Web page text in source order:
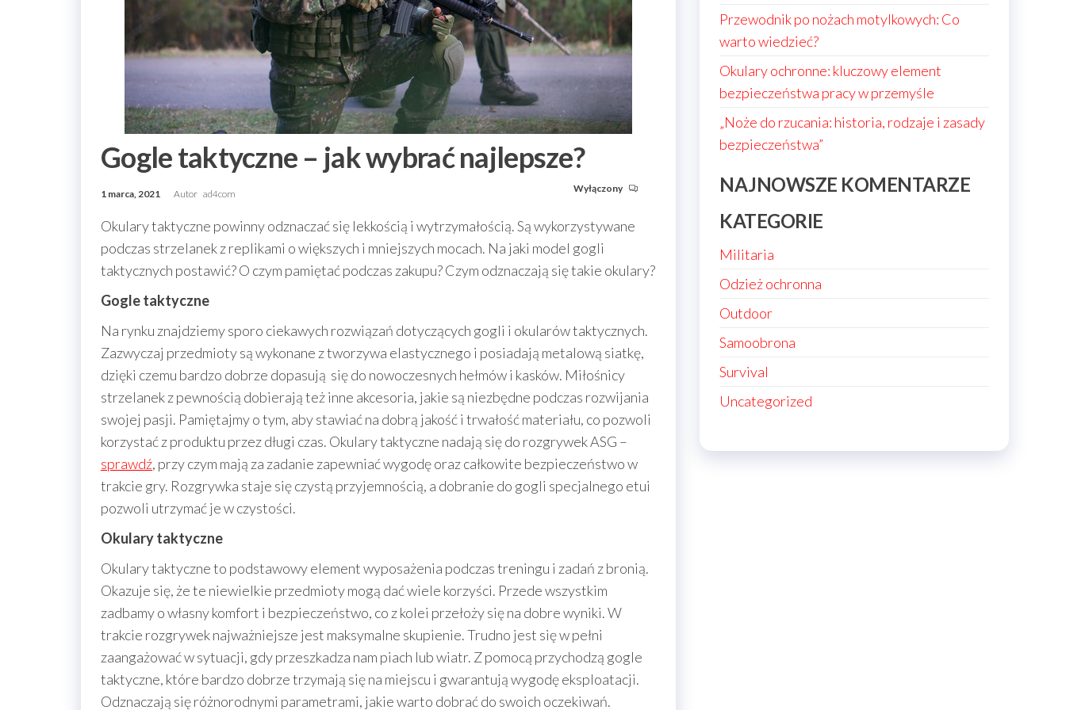
Gogle taktyczne – jak wybrać najlepsze?
1 marca, 2021 Autor ad4com Wyłączony
Okulary taktyczne powinny odznaczać się lekkością i wytrzymałością. Są wykorzystywane
podczas strzelanek z replikami o większych i mniejszych mocach. Na jaki model gogli
taktycznych postawić? O czym pamiętać podczas zakupu? Czym odznaczają się takie okulary?
Gogle taktyczne
Na rynku znajdziemy sporo ciekawych rozwiązań dotyczących gogli i okularów taktycznych.
Zazwyczaj przedmioty są wykonane z tworzywa elastycznego i posiadają metalową siatkę,
dzięki czemu bardzo dobrze dopasują się do nowoczesnych hełmów i kasków. Miłośnicy
strzelanek z pewnością dobierają też inne akcesoria, jakie są niezbędne podczas rozwijania
swojej pasji. Pamiętajmy o tym, aby stawiać na dobrą jakość i trwałość materiału, co pozwoli
korzystać z produktu przez długi czas. Okulary taktyczne nadają się do rozgrywek ASG –
sprawdź, przy czym mają za zadanie zapewniać wygodę oraz całkowite bezpieczeństwo w
trakcie gry. Rozgrywka staje się czystą przyjemnością, a dobranie do gogli specjalnego etui
pozwoli utrzymać je w czystości.
Okulary taktyczne
Okulary taktyczne to podstawowy element wyposażenia podczas treningu i zadań z bronią.
Okazuje się, że te niewielkie przedmioty mogą dać wiele korzyści. Przede wszystkim
zadbamy o własny komfort i bezpieczeństwo, co z kolei przełoży się na dobre wyniki. W
trakcie rozgrywek najważniejsze jest maksymalne skupienie. Trudno jest się w pełni
zaangażować w sytuacji, gdy przeszkadza nam piach lub wiatr. Z pomocą przychodzą gogle
taktyczne, które bardzo dobrze trzymają się na miejscu i gwarantują wygodę eksploatacji.
Odznaczają się różnorodnymi parametrami, jakie warto dobrać do swoich oczekiwań.
Przewodnik po nożach motylkowych: Co
warto wiedzieć?
Okulary ochronne: kluczowy element
bezpieczeństwa pracy w przemyśle
„Noże do rzucania: historia, rodzaje i zasady
bezpieczeństwa”
NAJNOWSZE KOMENTARZE
KATEGORIE
Militaria
Odzież ochronna
Outdoor
Samoobrona
Survival
Uncategorized